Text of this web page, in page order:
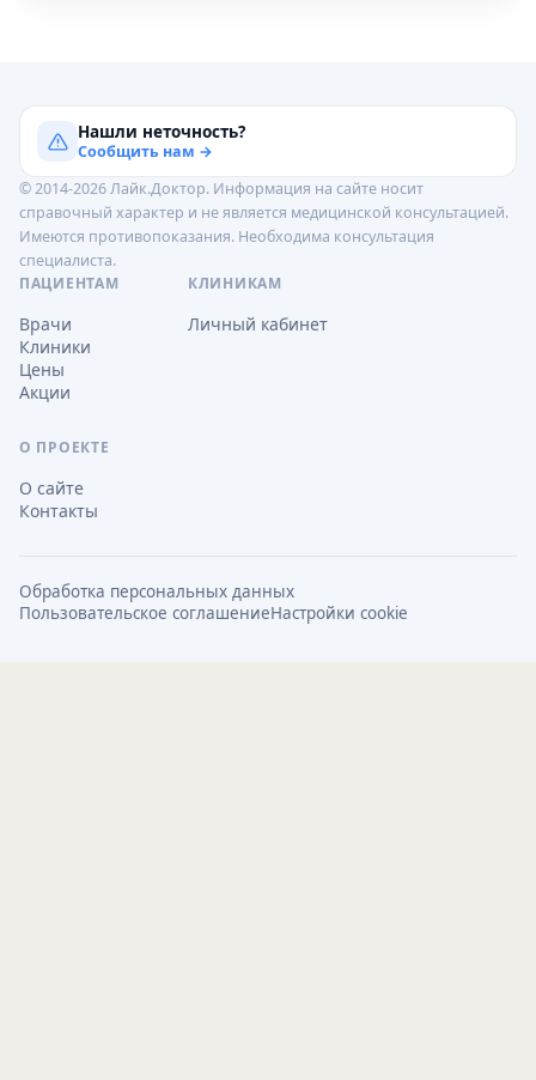
Нашли неточность?
Сообщить нам →
© 2014-2026 Лайк.Доктор. Информация на сайте носит
справочный характер и не является медицинской консультацией.
Имеются противопоказания. Необходима консультация
специалиста.
ПАЦИЕНТАМ
Врачи
Клиники
Цены
Акции
КЛИНИКАМ
Личный кабинет
О ПРОЕКТЕ
О сайте
Контакты
Обработка персональных данных
Пользовательское соглашениеНастройки cookie